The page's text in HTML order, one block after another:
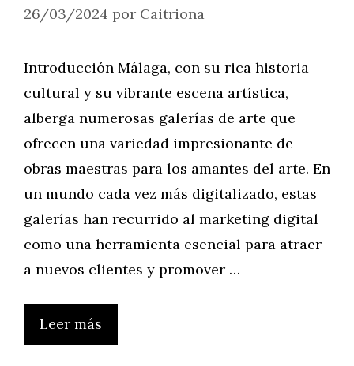
26/03/2024 por Caitriona
Introducción Málaga, con su rica historia
cultural y su vibrante escena artística,
alberga numerosas galerías de arte que
ofrecen una variedad impresionante de
obras maestras para los amantes del arte. En
un mundo cada vez más digitalizado, estas
galerías han recurrido al marketing digital
como una herramienta esencial para atraer
a nuevos clientes y promover …
Leer más